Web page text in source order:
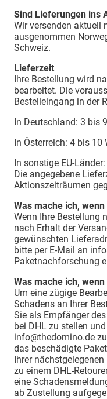
Sind Lieferungen ins
Wir versenden aktuell
ausgenommen
Schweiz.
Lieferzeit
Ihre Bestellung wird
bearbeitet. Die
Bestelleingang in der
In Deutschland: 3 bis
In Österreich: 4 bis 10
In sonstige EU-
Die angegebene
Aktionszeiträumen
Was mache ich,
Wenn Ihre Bestellung
nach Erhalt der
gewünschten
bitte per E-Mail an
Paketnachforschung
Was mache ich,
Um eine zügige
Schadens an Ihrer
Sie als Empfänger
bei DHL zu stellen
info@thedomino.de
das beschädigte
Ihrer
zu einem DHL-
eine
ab Zustellung